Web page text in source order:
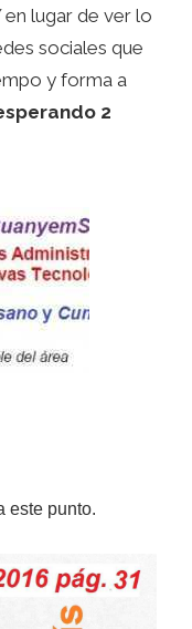
en lugar de ver lo
sociales que
y forma a
2
este punto.